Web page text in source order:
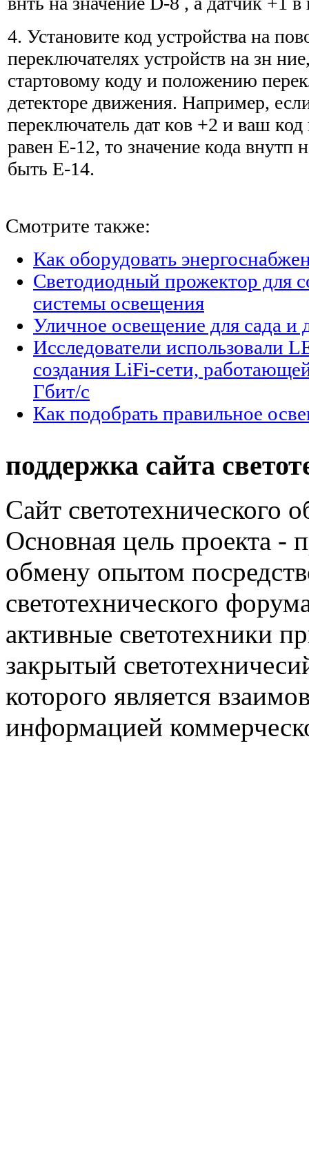
4. Установите код устройства на
переключателях устройств на зн
стартовому коду и положению
детекторе движения. Например,
переключатель дат ков +2 и ваш
равен Е-12, то значение кода внутп
быть Е-14.
Смотрите также:
Как оборудовать
Светодиодный прожектор для
системы освещения
Уличное освещение для сада и
Исследователи использовали
создания LiFi-сети,
Гбит/с
Как подобрать правильное
поддержка сайта
Сайт светотехнического
Основная цель проекта -
обмену опытом
светотехнического
активные светотехники
закрытый
которого является
информацией